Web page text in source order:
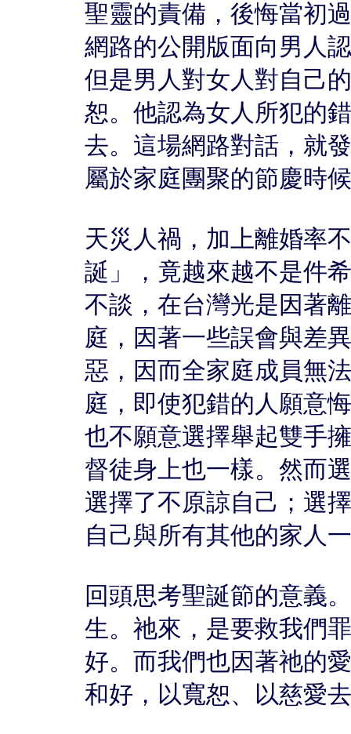
聖靈的責備，後悔當初
網路的公開版面向男人
但是男人對女人對自己
恕。他認為女人所犯的
去。這場網路對話，就
屬於家庭團聚的節慶時
天災人禍，加上離婚率
誕」，竟越來越不是件
不談，在台灣光是因著
庭，因著一些誤會與差
惡，因而全家庭成員無
庭，即使犯錯的人願意
也不願意選擇舉起雙手
督徒身上也一樣。然而
選擇了不原諒自己；選
自己與所有其他的家人
回頭思考聖誕節的意義
生。祂來，是要救我們
好。而我們也因著祂的
和好，以寬恕、以慈愛